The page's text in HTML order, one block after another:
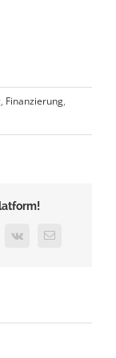
, Finanzierung,
KriseVk
E-